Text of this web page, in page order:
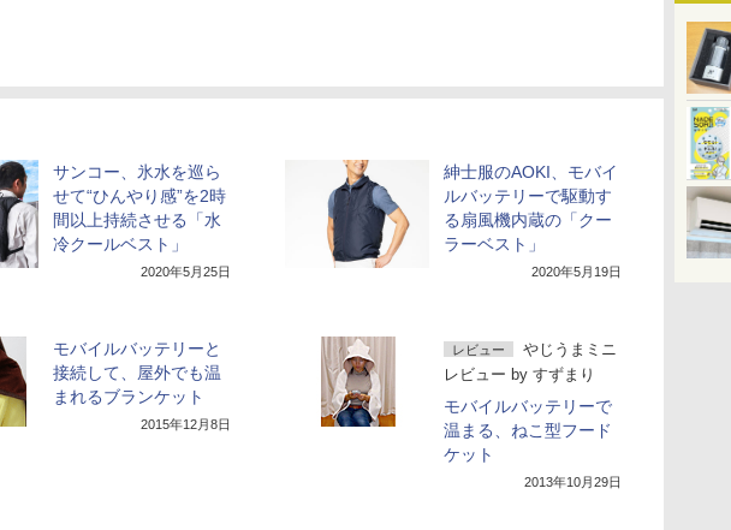
サンコー、氷水を巡ら
せて“ひんやり感”を2時
間以上持続させる「水
冷クールベスト」
2020年5月25日
紳士服のAOKI、モバイ
ルバッテリーで駆動す
る扇風機内蔵の「クー
ラーベスト」
2020年5月19日
モバイルバッテリーと
接続して、屋外でも温
まれるブランケット
2015年12月8日
レビュー
やじうまミニ
レビュー by すずまり
モバイルバッテリーで
温まる、ねこ型フード
ケット
2013年10月29日